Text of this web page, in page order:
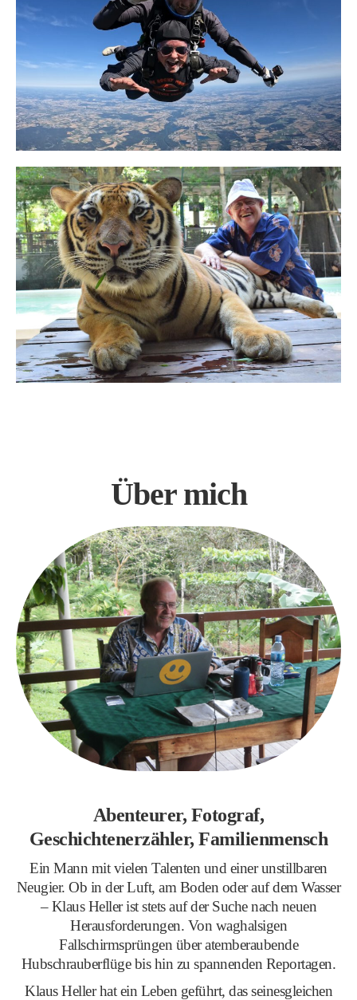
Über mich
Abenteurer, Fotograf,
Geschichtenerzähler, Familienmensch
Ein Mann mit vielen Talenten und einer unstillbaren
Neugier. Ob in der Luft, am Boden oder auf dem Wasser
– Klaus Heller ist stets auf der Suche nach neuen
Herausforderungen. Von waghalsigen
Fallschirmsprüngen über atemberaubende
Hubschrauberflüge bis hin zu spannenden Reportagen.
Klaus Heller hat ein Leben geführt, das seinesgleichen